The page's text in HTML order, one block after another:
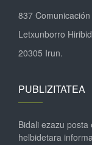
837
Letxunborro
20305 Irun.
PUBLIZITATEA
Bidali ezazu
helbidetara